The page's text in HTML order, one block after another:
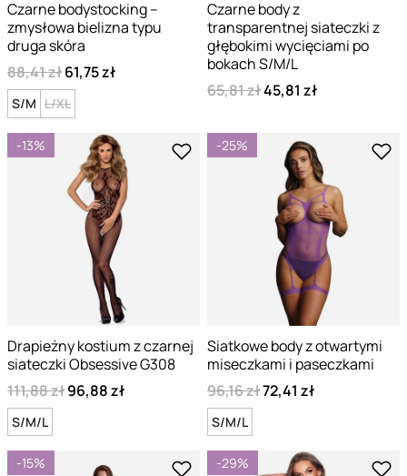
Czarne bodystocking –
zmysłowa bielizna typu
druga skóra
88,41 zł61,75 zł
S/M L/XL
Czarne body z
transparentnej siateczki z
głębokimi wycięciami po
bokach S/M/L
65,81 zł45,81 zł
-13%
Drapieżny kostium z czarnej
siateczki Obsessive G308
111,88 zł96,88 zł
S/M/L
-25%
Siatkowe body z otwartymi
miseczkami i paseczkami
96,16 zł72,41 zł
S/M/L
-15% -29%